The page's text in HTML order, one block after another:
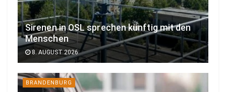
Sirenen in OSL sprechen künftig mit den
Menschen
8. AUGUST 2026
BRANDENBURG